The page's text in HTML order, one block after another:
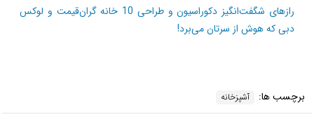
رازهای شگفت‌انگیز دکوراسیون و طراحی 10 خانه گران‌قیمت و لوکس
دبی که هوش از سرتان می‌برد!
برچسب ها: آشپزخانه